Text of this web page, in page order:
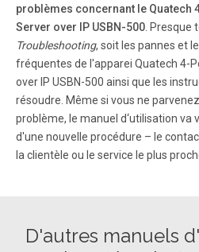
Page 10
After Selecting IP Configuration key
the USB device server in the IP
proper Subnet Mask & Gate Way as
entering IP address, Subnet Mask &
on “save” button.
This USB device server Firmware can
remotely using the Firmware upgrade
problèmes concernant le Quatech
Server over IP USBN-500 .
Troubleshooting, soit les pannes et
fréquentes de l'apparei Quatech 4-
over IP USBN-500 ainsi que les
résoudre. Même si vous ne
problème, le manuel d‘utilisation va
d'une nouvelle procédure – le
la clientèle ou le service le plus
D'autres manuels